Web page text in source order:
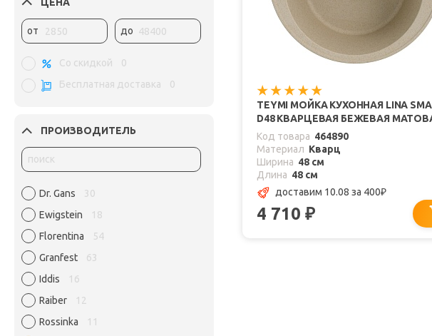
от до
Со скидкой
0
Бесплатная доставка
0
ПРОИЗВОДИТЕЛЬ
Dr. Gans
30
Ewigstein
18
Florentina
54
Granfest
63
Iddis
16
Raiber
12
Rossinka
11
TEYMI МОЙКА КУХОННАЯ LINA
D48 КВАРЦЕВАЯ БЕЖЕВАЯ
Код товара 464890
Материал Кварц
Ширина 48 см
Длина 48 см
доставим 10.08 за 400₽
4 710 ₽